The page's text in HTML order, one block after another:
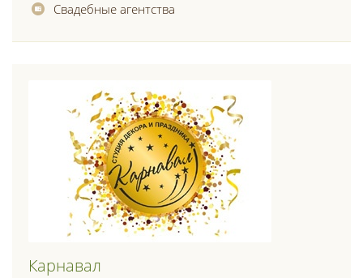
Свадебные агентства
Карнавал